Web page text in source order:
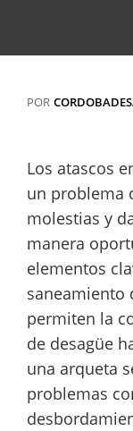
POR
Los atascos
un problema
molestias y
manera
elementos
saneamiento
permiten la
de desagüe
una arqueta
problemas